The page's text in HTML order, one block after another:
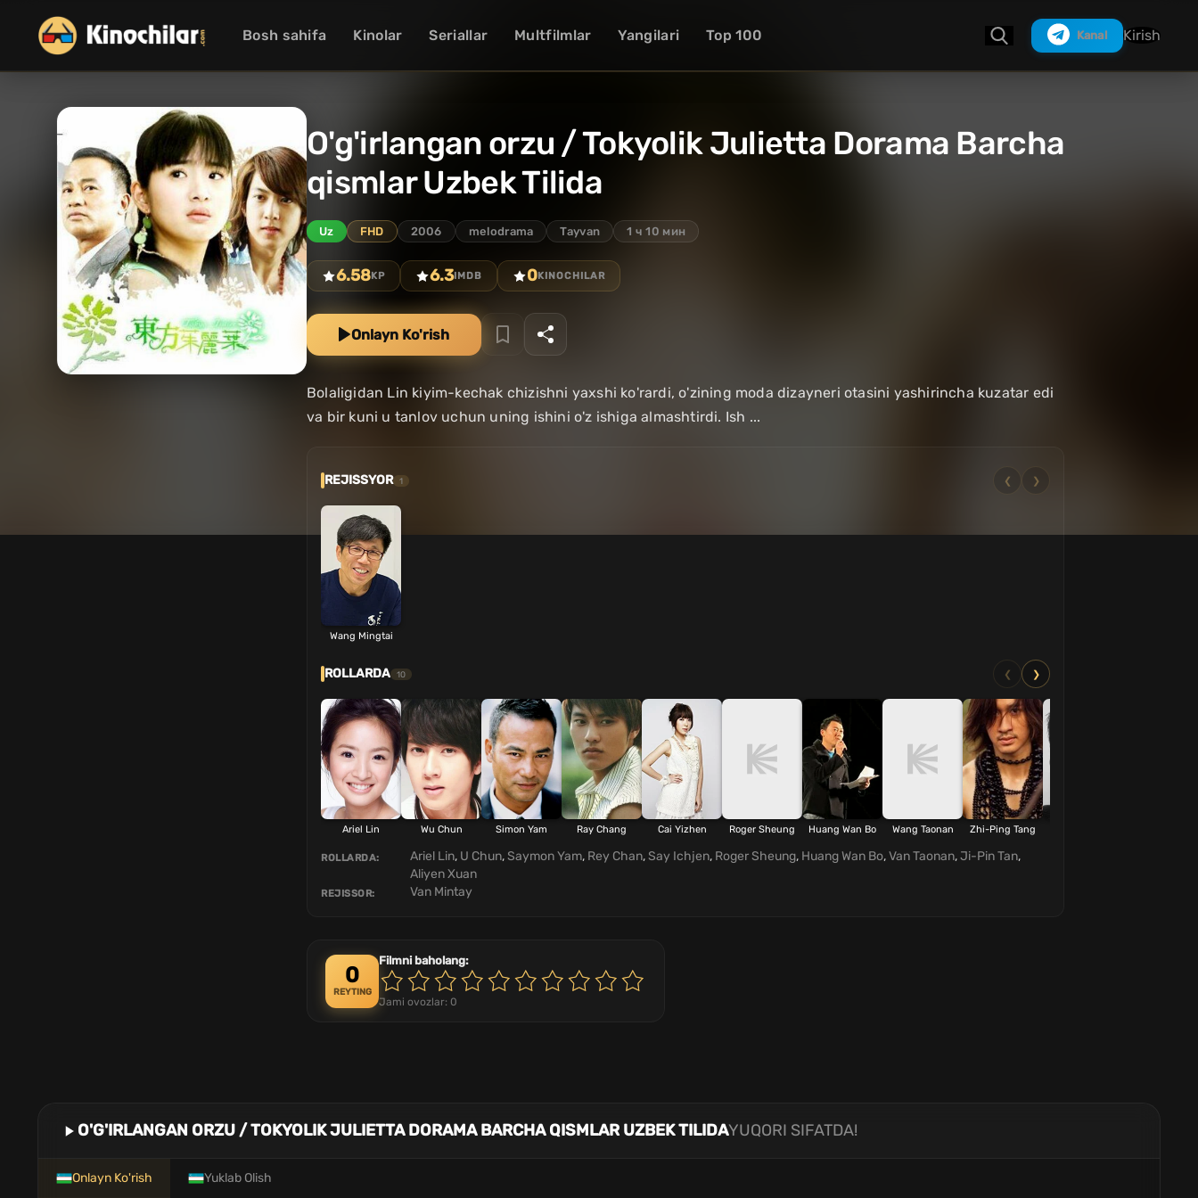
Bosh sahifa Kinolar Seriallar Multfilmlar Yangilari Top 100 Kanal Kirish
Izlash
O'g'irlangan orzu / Tokyolik Julietta Dorama Barcha
qismlar Uzbek Tilida
Uz FHD 2006 melodrama Tayvan 1 ч 10 мин
6.58KP 6.3IMDB 0KINOCHILAR
Onlayn Ko'rish
Bolaligidan Lin kiyim-kechak chizishni yaxshi ko'rardi, o'zining moda dizayneri otasini yashirincha kuzatar edi
va bir kuni u tanlov uchun uning ishini o'z ishiga almashtirdi. Ish ...
REJISSYOR 1 ❮ ❯
Wang Mingtai
ROLLARDA 10 ❮ ❯
Ariel Lin Wu Chun Simon Yam Ray Chang Cai Yizhen Roger Sheung Huang Wan Bo Wang Taonan Zhi-Ping Tang
ROLLARDA: Ariel Lin, U Chun,Saymon Yam, Rey Chan,Say Ichjen, Roger Sheung, Huang Wan Bo,Van Taonan,Ji-Pin Tan,
Aliyen Xuan
REJISSOR: Van Mintay
0
REYTING
Filmni baholang:
Jami ovozlar: 0
O'G'IRLANGAN ORZU / TOKYOLIK JULIETTA DORAMA BARCHA QISMLAR UZBEK TILIDAYUQORI SIFATDA!
Onlayn Ko'rish Yuklab Olish